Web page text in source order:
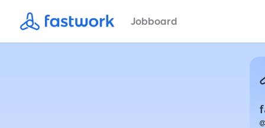
Jobboard